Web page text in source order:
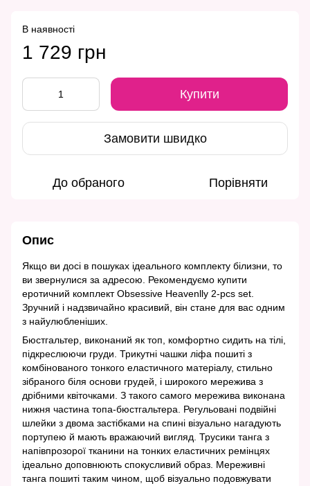
В наявності
1 729 грн
Купити
Замовити швидко
До обраного Порівняти
Опис
Якщо ви досі в пошуках ідеального комплекту білизни, то
ви звернулися за адресою. Рекомендуємо купити
еротичний комплект Obsessive Heavenlly 2-pcs set.
Зручний і надзвичайно красивий, він стане для вас одним
з найулюбленіших.
Бюстгальтер, виконаний як топ, комфортно сидить на тілі,
підкреслюючи груди. Трикутні чашки ліфа пошиті з
комбінованого тонкого еластичного матеріалу, стильно
зібраного біля основи грудей, і широкого мережива з
дрібними квіточками. З такого самого мережива виконана
нижня частина топа-бюстгальтера. Регульовані подвійні
шлейки з двома застібками на спині візуально нагадують
портупею й мають вражаючий вигляд. Трусики танга з
напівпрозорої тканини на тонких еластичних ремінцях
ідеально доповнюють спокусливий образ. Мереживні
танга пошиті таким чином, щоб візуально подовжувати